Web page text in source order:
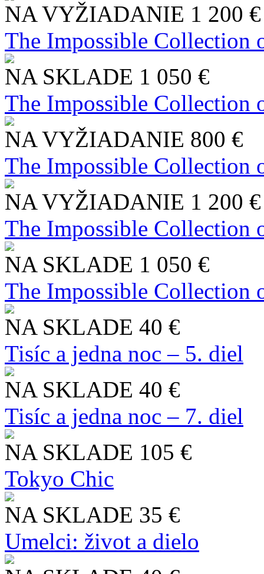
NA VYŽIADANIE 1 200 €
The Impossible Collection
NA SKLADE 1 050 €
The Impossible Collection
NA VYŽIADANIE 800 €
The Impossible Collection
NA VYŽIADANIE 1 200 €
The Impossible Collection
NA SKLADE 1 050 €
The Impossible Collection
NA SKLADE 40 €
Tisíc a jedna noc – 5. diel
NA SKLADE 40 €
Tisíc a jedna noc – 7. diel
NA SKLADE 105 €
Tokyo Chic
NA SKLADE 35 €
Umelci: život a dielo